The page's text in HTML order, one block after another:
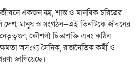
একজন নম্র, শান্ত ও মানবিক চরিত্রের
দেশ, মানুষ ও সংগঠন—এই তিনটিকে জীবনের
কৌশলী চিন্তাশক্তি এবং কঠিন
ক্ষমতা অসংখ্য সৈনিক, রাজনৈতিক কর্মী ও
জাগিয়েছে।